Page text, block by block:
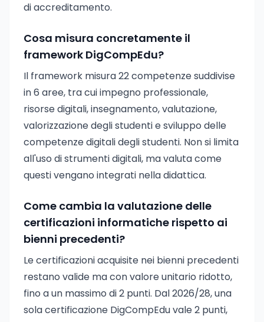
di accreditamento.
Cosa misura concretamente il
framework DigCompEdu?
Il framework misura 22 competenze suddivise
in 6 aree, tra cui impegno professionale,
risorse digitali, insegnamento, valutazione,
valorizzazione degli studenti e sviluppo delle
competenze digitali degli studenti. Non si limita
all'uso di strumenti digitali, ma valuta come
questi vengano integrati nella didattica.
Come cambia la valutazione delle
certificazioni informatiche rispetto ai
bienni precedenti?
Le certificazioni acquisite nei bienni precedenti
restano valide ma con valore unitario ridotto,
fino a un massimo di 2 punti. Dal 2026/28, una
sola certificazione DigCompEdu vale 2 punti,